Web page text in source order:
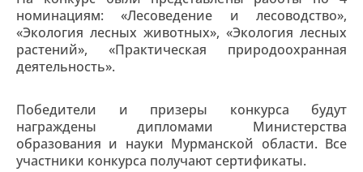
номинациям: «Лесоведение и лесоводство»,
«Экология лесных животных», «Экология лесных
растений», «Практическая природоохранная
деятельность».
Победители и призеры конкурса будут
награждены дипломами Министерства
образования и науки Мурманской области. Все
участники конкурса получают сертификаты.